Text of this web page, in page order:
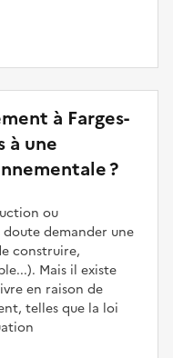
à Farges-
à une
?
ou
doute demander une
construire,
Mais il existe
en raison de
telles que la loi